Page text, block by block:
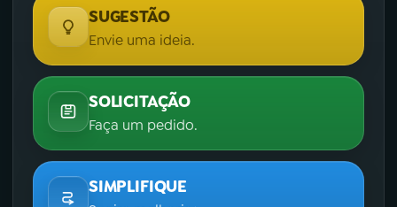
SUGESTÃO
Envie uma ideia.
SOLICITAÇÃO
Faça um pedido.
SIMPLIFIQUE